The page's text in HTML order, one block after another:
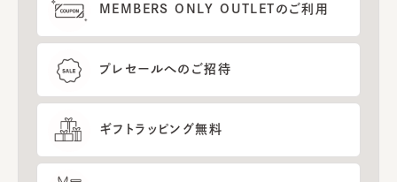
MEMBERS ONLY OUTLETのご利用
プレセールへのご招待
ギフトラッピング無料